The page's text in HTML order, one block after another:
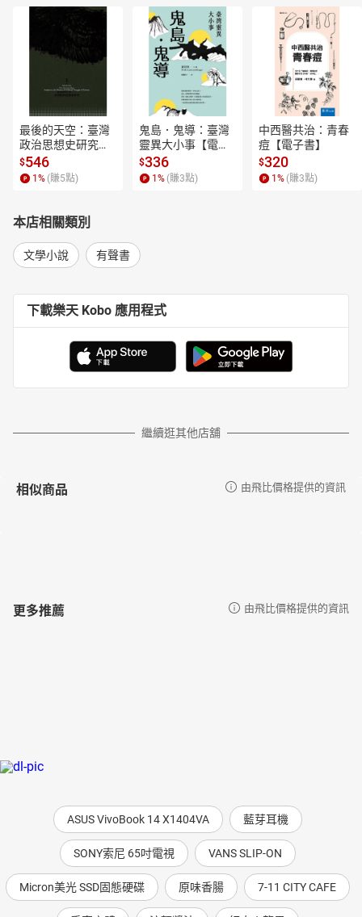
最後的天空：臺灣
政治思想史研究
【電子書】
$546
1 % (賺5點)
鬼島．鬼導：臺灣
靈異大小事【電子
書】
$336
1 % (賺3點)
中西醫共治：青春
痘【電子書】
$320
1 % (賺3點)
本店相關類別
文學小說 有聲書
下載樂天 Kobo 應用程式
繼續逛其他店舖
相似商品 由飛比價格提供的資訊
更多推薦 由飛比價格提供的資訊
ASUS VivoBook 14 X1404VA 藍芽耳機
SONY索尼 65吋電視 VANS SLIP-ON
Micron美光 SSD固態硬碟 原味香腸 7-11 CITY CAFE